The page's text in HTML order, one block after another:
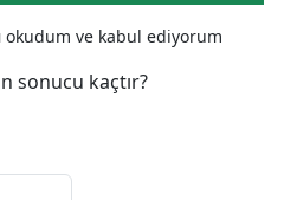
okudum ve kabul ediyorum
sonucu kaçtır?